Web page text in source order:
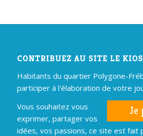
CONTRIBUEZ AU SITE LE
Habitants du quartier Polygone-
participer à l'élaboration de votre
Je
Vous souhaitez vous
exprimer, partager vos
idées, vos passions, ce site est fait